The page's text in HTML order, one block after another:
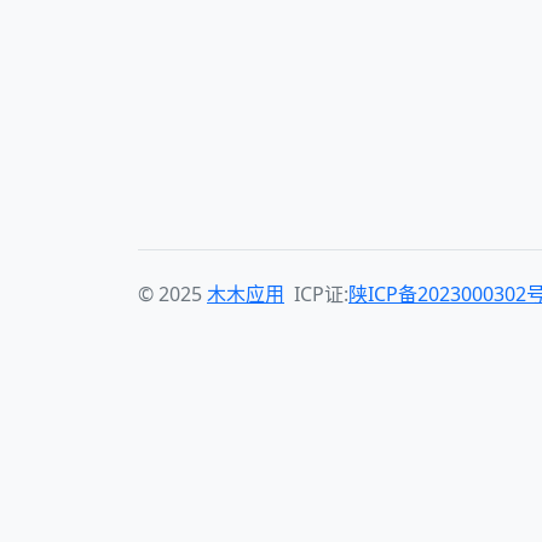
© 2025木木应用 ICP证:陕ICP备2023000302